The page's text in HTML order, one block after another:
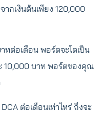
ากเงินต้นเพียง 120,000
ทต่อเดือน พอร์ตจะโตเป็น
10,000 บาท พอร์ตของคุณ
ต่อเดือนเท่าไหร่ ถึงจะ